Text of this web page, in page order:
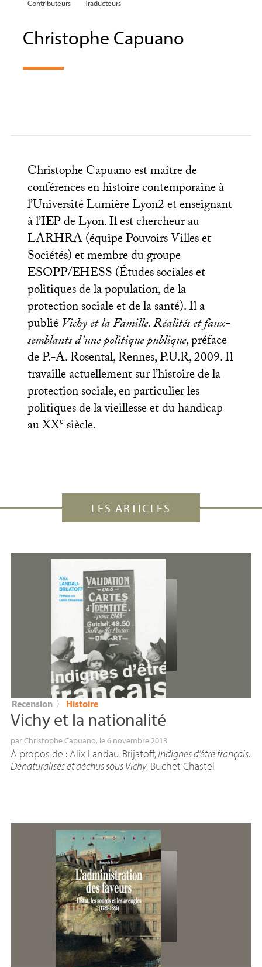
Contributeurs Traducteurs
Christophe Capuano
Christophe Capuano est maître de
conférences en histoire contemporaine à
l’Université Lumière Lyon2 et enseignant
à l’IEPde Lyon. Il est chercheur au
LARHRA(équipe Pouvoirs Villes et
Sociétés) et membre du groupe
ESOPP/EHESS(Études sociales et
politiques de la population, de la
protection sociale et de la santé). Il a
publié Vichy et la Famille. Réalités et faux-
semblants d’une politique publique, préface
de P.-A. Rosental, Rennes,P.U.R, 2009. Il
travaille actuellement sur l’histoire de la
protection sociale, en particulier les
politiques de la vieillesse et du handicap
auXXesiècle.
LES ARTICLES
Recension 〉 Histoire
Vichy et la nationalité
parChristophe Capuano, le 6 novembre 2013
À propos de : Alix Landau-Brijatoff,Indignes d’être français.
Dénaturalisés et déchus sous Vichy, Buchet Chastel